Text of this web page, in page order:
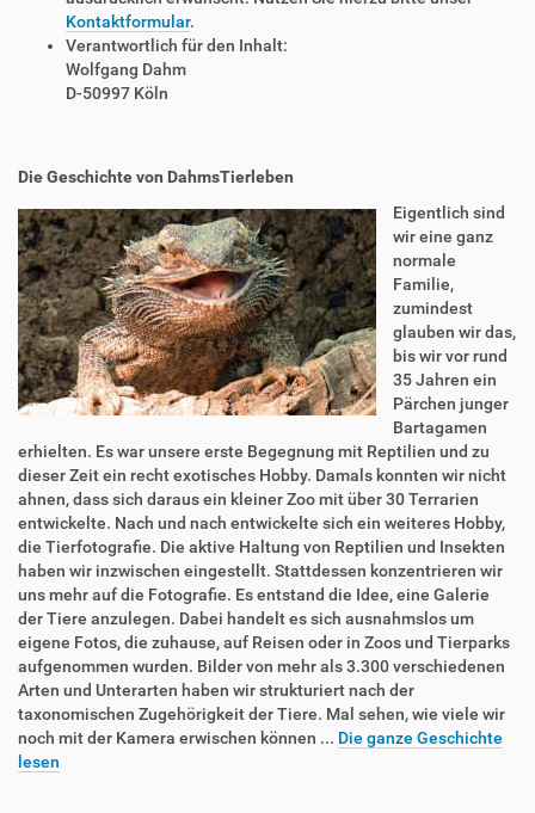
Kontaktformular.
Verantwortlich für den Inhalt:
Wolfgang Dahm
D-50997 Köln
Die Geschichte von DahmsTierleben
Eigentlich sind
wir eine ganz
normale
Familie,
zumindest
glauben wir das,
bis wir vor rund
35 Jahren ein
Pärchen junger
Bartagamen
erhielten. Es war unsere erste Begegnung mit Reptilien und zu
dieser Zeit ein recht exotisches Hobby. Damals konnten wir nicht
ahnen, dass sich daraus ein kleiner Zoo mit über 30 Terrarien
entwickelte. Nach und nach entwickelte sich ein weiteres Hobby,
die Tierfotografie. Die aktive Haltung von Reptilien und Insekten
haben wir inzwischen eingestellt. Stattdessen konzentrieren wir
uns mehr auf die Fotografie. Es entstand die Idee, eine Galerie
der Tiere anzulegen. Dabei handelt es sich ausnahmslos um
eigene Fotos, die zuhause, auf Reisen oder in Zoos und Tierparks
aufgenommen wurden. Bilder von mehr als 3.300 verschiedenen
Arten und Unterarten haben wir strukturiert nach der
taxonomischen Zugehörigkeit der Tiere. Mal sehen, wie viele wir
noch mit der Kamera erwischen können ... Die ganze Geschichte
lesen